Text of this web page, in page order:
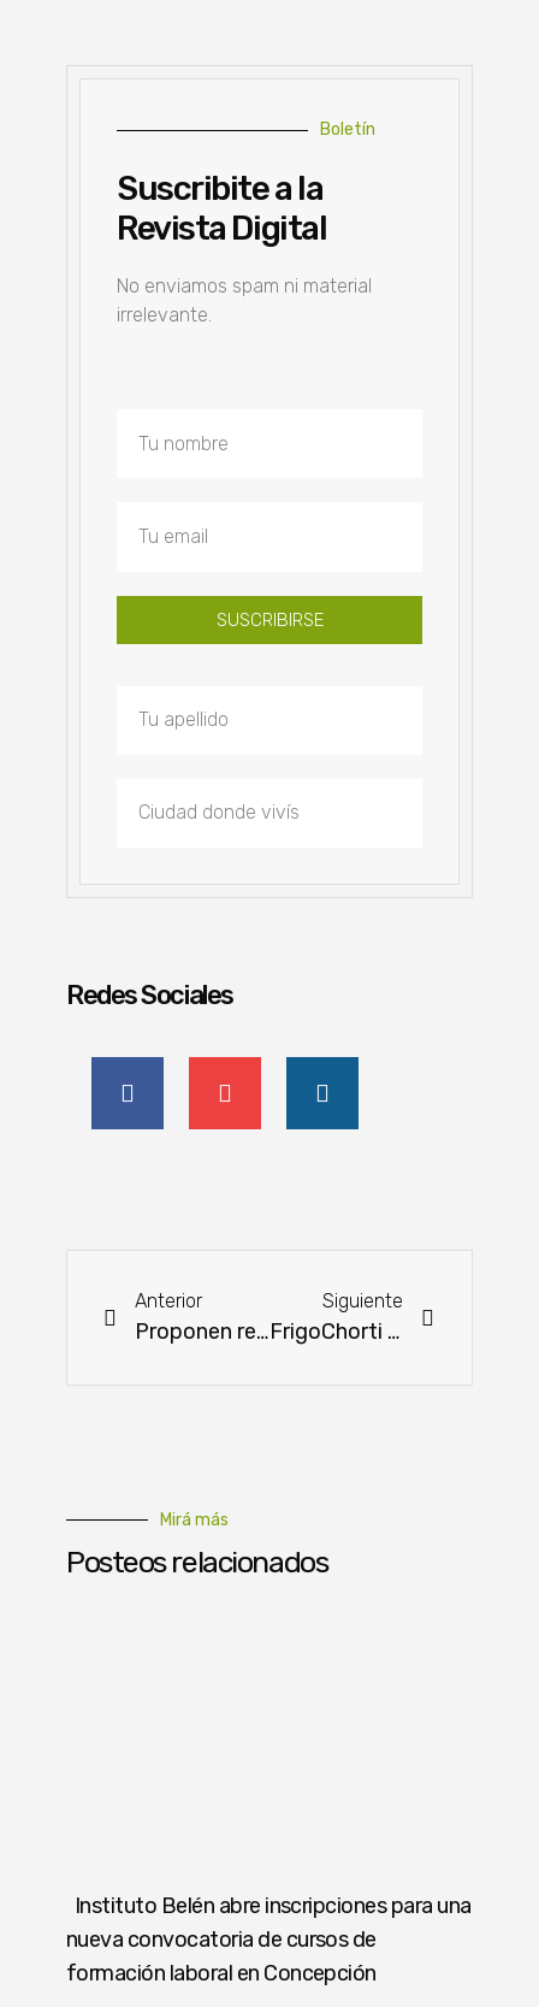
Boletín
Suscribite a la
Revista Digital
No enviamos spam ni material
irrelevante.
SUSCRIBIRSE
Redes Sociales
Anterior
Proponen renovar el enfoque de integración en el Mercosur
Siguiente
FrigoChorti envía 26 toneladas de carne a Canadá
Mirá más
Posteos relacionados
Instituto Belén abre inscripciones para una
nueva convocatoria de cursos de
formación laboral en Concepción